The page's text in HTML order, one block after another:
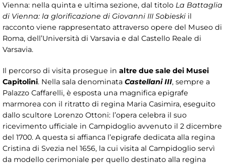
Vienna: nella quinta e ultima sezione, dal titolo La Battaglia
di Vienna: la glorificazione di Giovanni III Sobieski il
racconto viene rappresentato attraverso opere del Museo di
Roma, dell’Università di Varsavia e dal Castello Reale di
Varsavia.
Il percorso di visita prosegue in altre due sale dei Musei
Capitolini. Nella sala denominata Castellani III, sempre a
Palazzo Caffarelli, è esposta una magnifica epigrafe
marmorea con il ritratto di regina Maria Casimira, eseguito
dallo scultore Lorenzo Ottoni: l’opera celebra il suo
ricevimento ufficiale in Campidoglio avvenuto il 2 dicembre
del 1700. A questa si affianca l’epigrafe dedicata alla regina
Cristina di Svezia nel 1656, la cui visita al Campidoglio servì
da modello cerimoniale per quello destinato alla regina